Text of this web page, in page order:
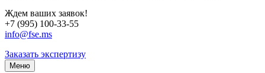
Ждем ваших заявок!
+7 (995) 100-33-55
info@fse.ms
Заказать экспертизу
Меню